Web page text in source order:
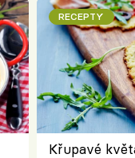
RECEPTY
Křupavé